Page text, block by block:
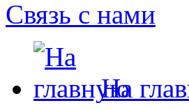
Связь с нами
На